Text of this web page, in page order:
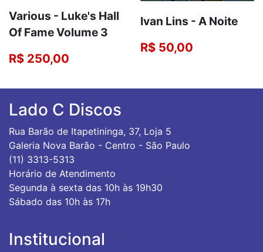
Various - Luke's Hall
Of Fame Volume 3
R$ 250,00
Ivan Lins - A Noite
R$ 50,00
Lado C Discos
Rua Barão de Itapetininga, 37, Loja 5
Galeria Nova Barão - Centro - São Paulo
(11) 3313-5313
Horário de Atendimento
Segunda à sexta das 10h às 19h30
Sábado das 10h às 17h
Institucional